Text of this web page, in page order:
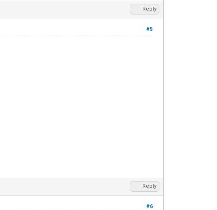
Reply
#5
Reply
#6